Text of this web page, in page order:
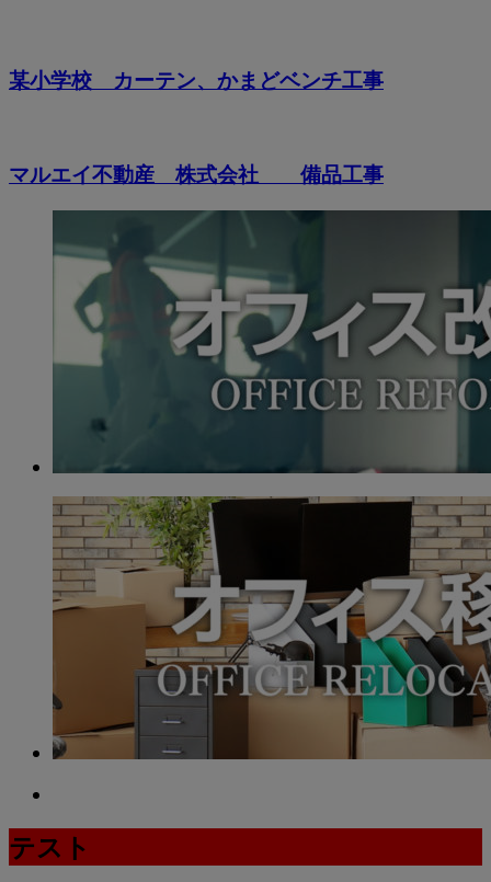
某小学校 カーテン、かまどベンチ工事
マルエイ不動産 株式会社 備品工事
テスト